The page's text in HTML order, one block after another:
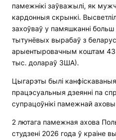
памежнікі заўважылі, як
кардонныя скрынкі.
захоўваў у памяшканні больш
тытунёвых вырабаў з
арыентыровачным коштам 43
тыс. долараў ЗША).
Цыгарэты былі
працэсуальныя дзеянні па
супрацоўнікі памежнай
2 лютага памежная ахова
студзені 2026 года ў краіне